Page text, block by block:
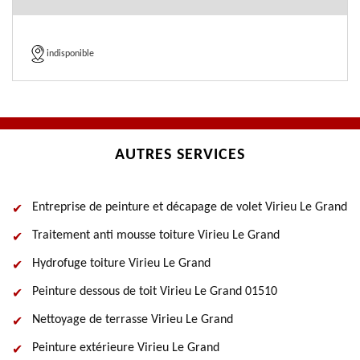
indisponible
AUTRES SERVICES
Entreprise de peinture et décapage de volet Virieu Le Grand
Traitement anti mousse toiture Virieu Le Grand
Hydrofuge toiture Virieu Le Grand
Peinture dessous de toit Virieu Le Grand 01510
Nettoyage de terrasse Virieu Le Grand
Peinture extérieure Virieu Le Grand